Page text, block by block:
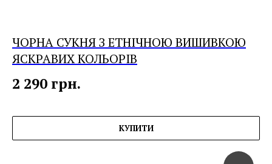
ЧОРНА СУКНЯ З ЕТНІЧНОЮ ВИШИВКОЮ
ЯСКРАВИХ КОЛЬОРІВ
2 290 грн.
КУПИТИ